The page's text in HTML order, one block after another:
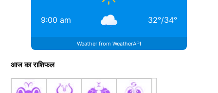
9:00 am 32°/34°
Weather from WeatherAPI
आज का राशिफल